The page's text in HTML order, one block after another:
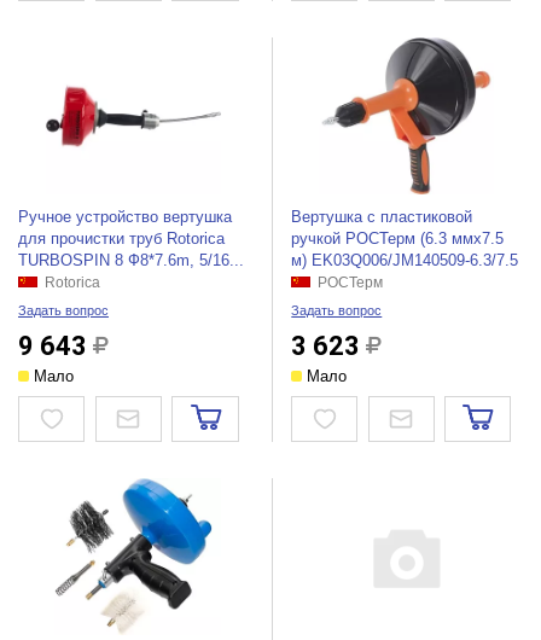
Ручное устройство вертушка
для прочистки труб Rotorica
TURBOSPIN 8 Ф8*7.6m, 5/16...
Rotorica
Задать вопрос
9 643
Мало
Вертушка с пластиковой
ручкой РОСТерм (6.3 ммх7.5
м) EK03Q006/JM140509-6.3/7.5
РОСТерм
Задать вопрос
3 623
Мало